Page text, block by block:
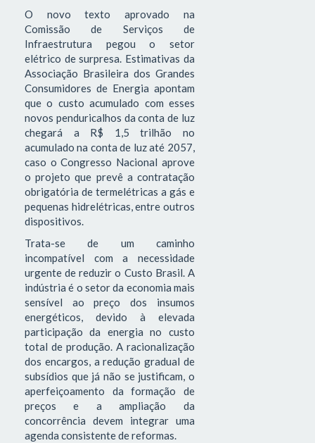
O novo texto aprovado na
Comissão de Serviços de
Infraestrutura pegou o setor
elétrico de surpresa. Estimativas da
Associação Brasileira dos Grandes
Consumidores de Energia apontam
que o custo acumulado com esses
novos penduricalhos da conta de luz
chegará a R$ 1,5 trilhão no
acumulado na conta de luz até 2057,
caso o Congresso Nacional aprove
o projeto que prevê a contratação
obrigatória de termelétricas a gás e
pequenas hidrelétricas, entre outros
dispositivos.
Trata-se de um caminho
incompatível com a necessidade
urgente de reduzir o Custo Brasil. A
indústria é o setor da economia mais
sensível ao preço dos insumos
energéticos, devido à elevada
participação da energia no custo
total de produção. A racionalização
dos encargos, a redução gradual de
subsídios que já não se justificam, o
aperfeiçoamento da formação de
preços e a ampliação da
concorrência devem integrar uma
agenda consistente de reformas.